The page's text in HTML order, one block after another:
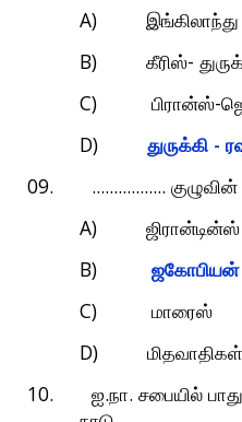
A) இங்கிலாந்து
B) கீரிஸ்-
C) பிரான்ஸ்-
D) துருக்கி -
09. ................. குழுவின்
A) ஜிரான்டின்ஸ்
B) ஜகோபியன்
C) மாரைஸ்
D) மிதவாதிகள்
10. ஐ.நா. சபையில்